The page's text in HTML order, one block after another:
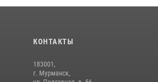
КОНТАКТЫ
183001,
г. Мурманск,